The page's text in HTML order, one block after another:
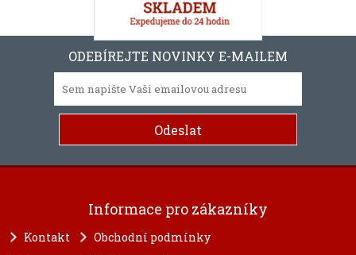
ODEBÍREJTE NOVINKY E-MAILEM
Informace pro zákazníky
Kontakt
Obchodní podmínky